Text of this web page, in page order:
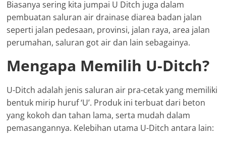
Biasanya sering kita jumpai U Ditch juga dalam
pembuatan saluran air drainase diarea badan jalan
seperti jalan pedesaan, provinsi, jalan raya, area jalan
perumahan, saluran got air dan lain sebagainya.
Mengapa Memilih U-Ditch?
U-Ditch adalah jenis saluran air pra-cetak yang memiliki
bentuk mirip huruf ‘U’. Produk ini terbuat dari beton
yang kokoh dan tahan lama, serta mudah dalam
pemasangannya. Kelebihan utama U-Ditch antara lain: